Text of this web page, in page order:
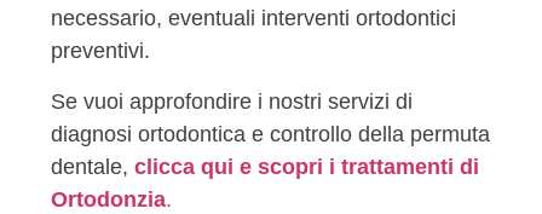
necessario, eventuali interventi ortodontici
preventivi.
Se vuoi approfondire i nostri servizi di
diagnosi ortodontica e controllo della permuta
dentale, clicca qui e scopri i trattamenti di
Ortodonzia.